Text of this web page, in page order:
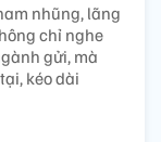
nhũng, lãng
chỉ nghe
gửi, mà
kéo dài